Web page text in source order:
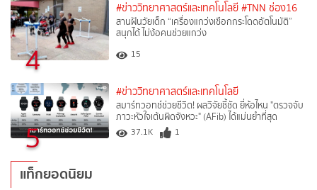
4
#ข่าววิทยาศาสตร์และเทคโนโลยี #TNN ช่อง16
สานฝันวัยเด็ก “เครื่องแกว่งเชือกกระโดดอัตโนมัติ”
สนุกได้ ไม่ง้อคนช่วยแกว่ง
15
5
#ข่าววิทยาศาสตร์และเทคโนโลยี
สมาร์ทวอทช์ช่วยชีวิต! ผลวิจัยชี้ชัด ยี่ห้อไหน "ตรวจจับ
ภาวะหัวใจเต้นผิดจังหวะ" (AFib) ได้แม่นยำที่สุด
37.1K 1
แท็กยอดนิยม